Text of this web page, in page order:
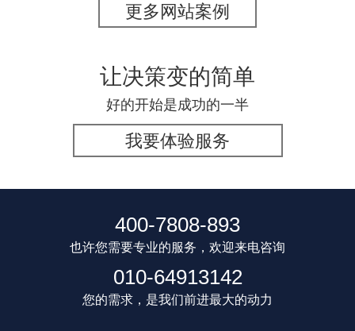
更多网站案例
让决策变的简单
好的开始是成功的一半
我要体验服务
400-7808-893
也许您需要专业的服务，欢迎来电咨询
010-64913142
您的需求，是我们前进最大的动力